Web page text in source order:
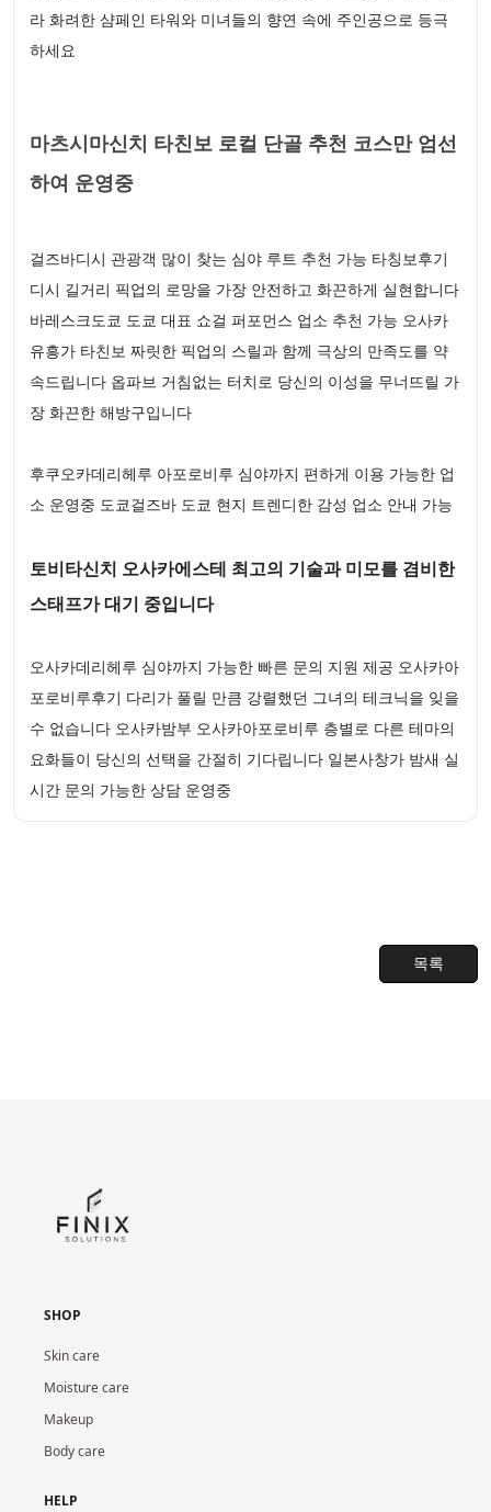
라 화려한 샴페인 타워와 미녀들의 향연 속에 주인공으로 등극
하세요
마츠시마신치 타친보 로컬 단골 추천 코스만 엄선
하여 운영중
걸즈바디시 관광객 많이 찾는 심야 루트 추천 가능 타칭보후기
디시 길거리 픽업의 로망을 가장 안전하고 화끈하게 실현합니다
바레스크도쿄 도쿄 대표 쇼걸 퍼포먼스 업소 추천 가능 오사카
유흥가 타친보 짜릿한 픽업의 스릴과 함께 극상의 만족도를 약
속드립니다 옵파브 거침없는 터치로 당신의 이성을 무너뜨릴 가
장 화끈한 해방구입니다
후쿠오카데리헤루 아포로비루 심야까지 편하게 이용 가능한 업
소 운영중 도쿄걸즈바 도쿄 현지 트렌디한 감성 업소 안내 가능
토비타신치 오사카에스테 최고의 기술과 미모를 겸비한
스태프가 대기 중입니다
오사카데리헤루 심야까지 가능한 빠른 문의 지원 제공 오사카아
포로비루후기 다리가 풀릴 만큼 강렬했던 그녀의 테크닉을 잊을
수 없습니다 오사카밤부 오사카아포로비루 층별로 다른 테마의
요화들이 당신의 선택을 간절히 기다립니다 일본사창가 밤새 실
시간 문의 가능한 상담 운영중
목록
SHOP
Skin care
Moisture care
Makeup
Body care
HELP